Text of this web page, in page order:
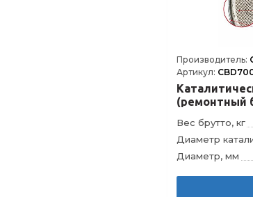
Производитель:
Артикул:
(ремонтный
Вес брутто, кг
Диаметр, мм